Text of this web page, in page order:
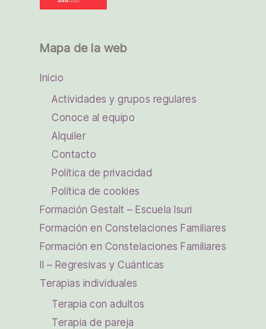
Mapa de la web
Inicio
Actividades y grupos regulares
Conoce al equipo
Alquiler
Contacto
Política de privacidad
Política de cookies
Formación Gestalt – Escuela Isuri
Formación en Constelaciones Familiares
Formación en Constelaciones Familiares
II – Regresivas y Cuánticas
Terapias individuales
Terapia con adultos
Terapia de pareja